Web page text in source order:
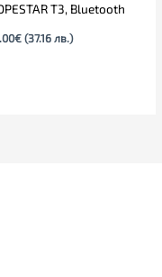
T3, Bluetooth
€ (37.16 лв.)